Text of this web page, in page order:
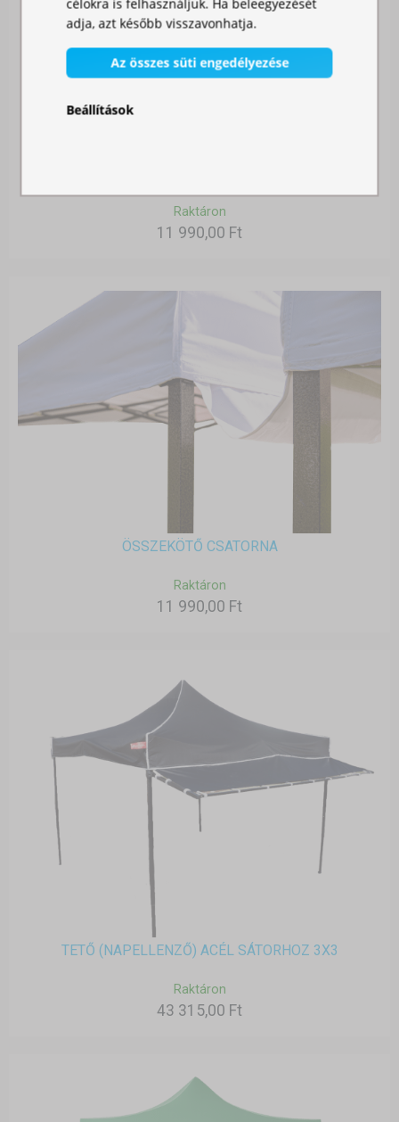
Raktáron
11 990,00 Ft
ÖSSZEKÖTŐ CSATORNA
Raktáron
11 990,00 Ft
TETŐ (NAPELLENZŐ) ACÉL SÁTORHOZ 3X3
Raktáron
43 315,00 Ft
célokra is felhasználjuk. Ha beleegyezését
adja, azt később visszavonhatja.
Az összes süti engedélyezése
Beállítások